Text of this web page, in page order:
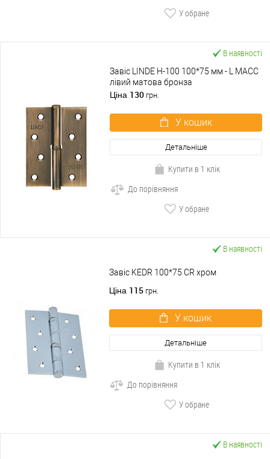
У обране
В наявності
Завіс LINDE H-100 100*75 мм - L MACC
лівий матова бронза
Ціна 130 грн.
У кошик
Детальніше
Купити в 1 клік
До порівняння
У обране
В наявності
Завіс KEDR 100*75 CR хром
Ціна 115 грн.
У кошик
Детальніше
Купити в 1 клік
До порівняння
У обране
В наявності